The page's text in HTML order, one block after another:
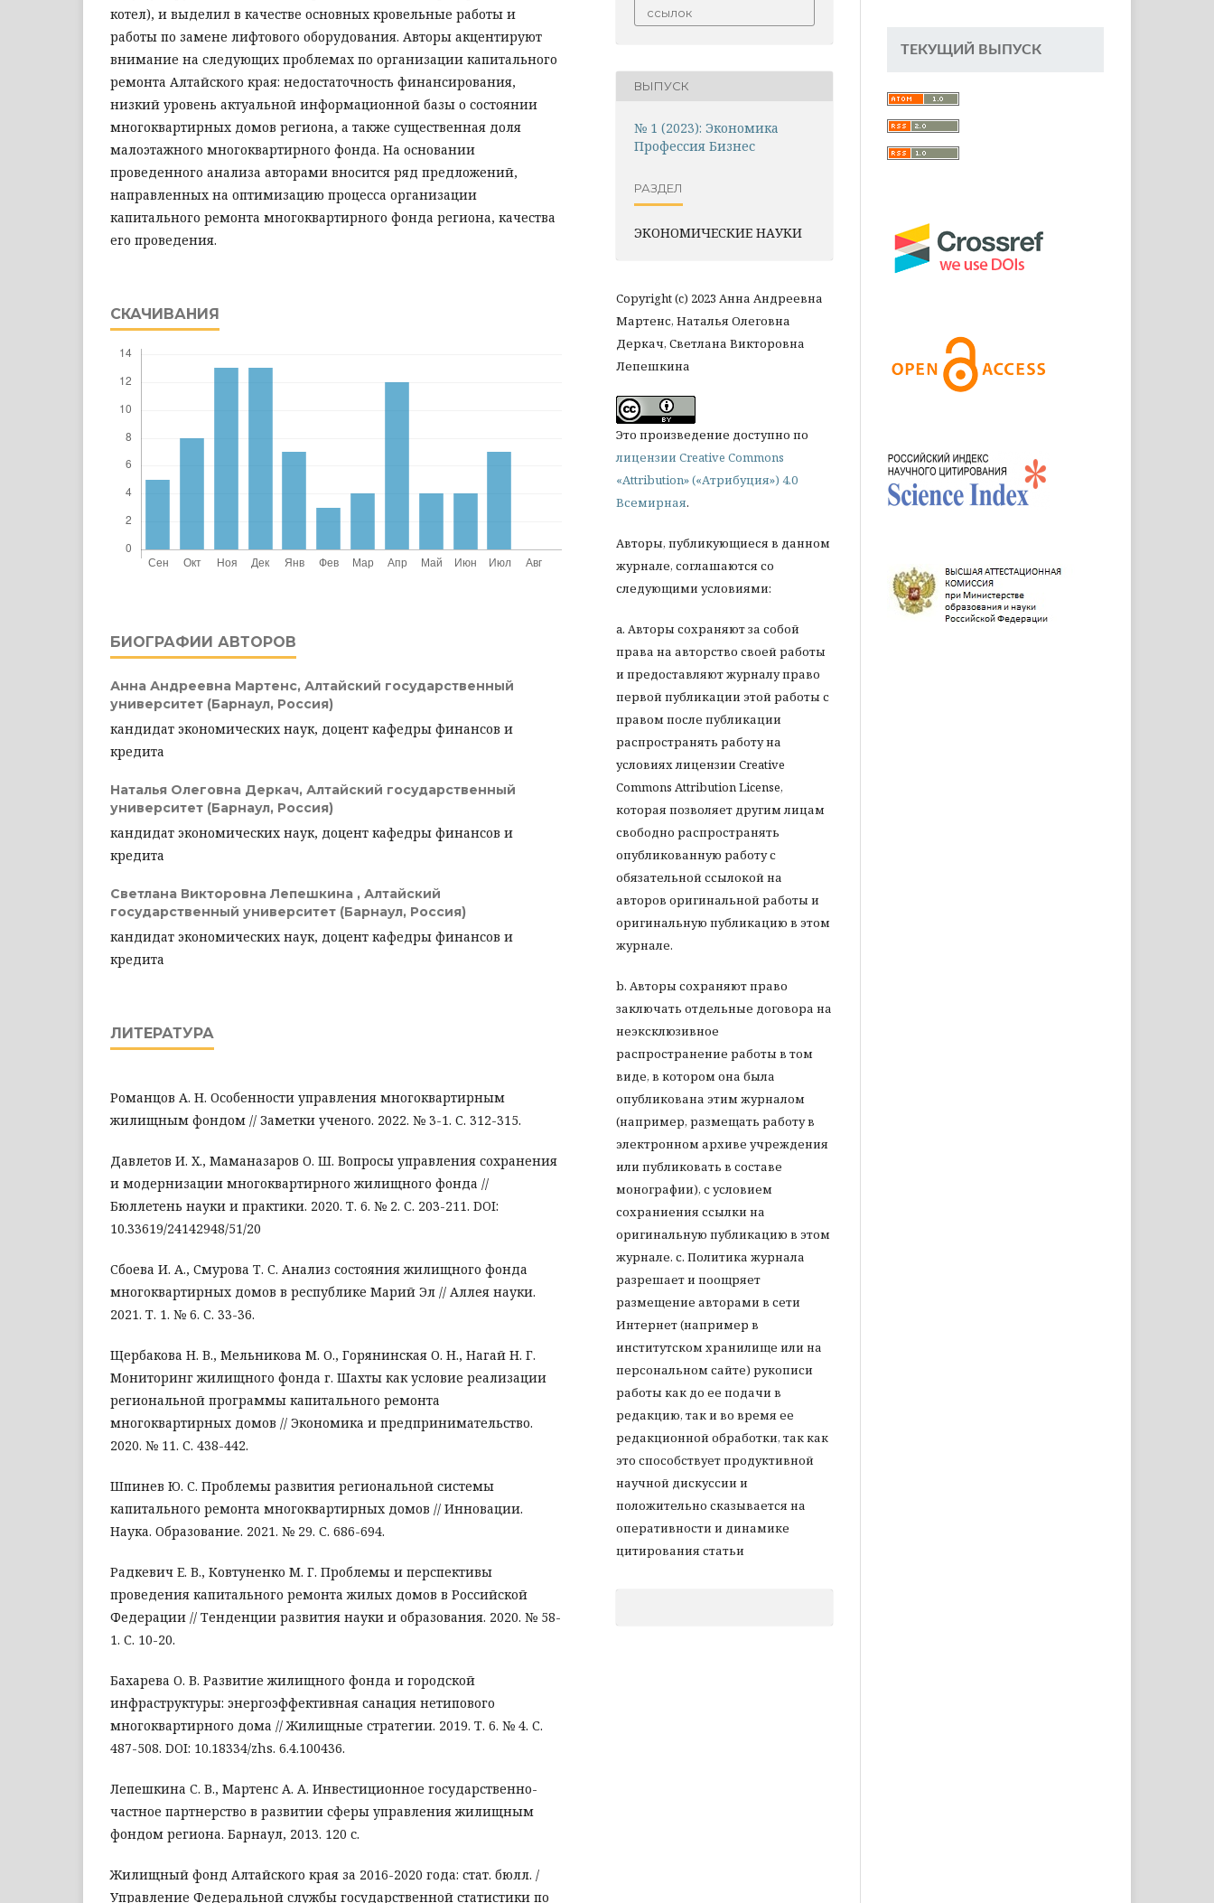
котел), и выделил в качестве основных кровельные работы и
работы по замене лифтового оборудования. Авторы акцентируют
внимание на следующих проблемах по организации капитального
ремонта Алтайского края: недостаточность финансирования,
низкий уровень актуальной информационной базы о состоянии
многоквартирных домов региона, а также существенная доля
малоэтажного многоквартирного фонда. На основании
проведенного анализа авторами вносится ряд предложений,
направленных на оптимизацию процесса организации
капитального ремонта многоквартирного фонда региона, качества
его проведения.
СКАЧИВАНИЯ
БИОГРАФИИ АВТОРОВ
Анна Андреевна Мартенс, Алтайский государственный
университет (Барнаул, Россия)
кандидат экономических наук, доцент кафедры финансов и
кредита
Наталья Олеговна Деркач, Алтайский государственный
университет (Барнаул, Россия)
кандидат экономических наук, доцент кафедры финансов и
кредита
Светлана Викторовна Лепешкина , Алтайский
государственный университет (Барнаул, Россия)
кандидат экономических наук, доцент кафедры финансов и
кредита
ЛИТЕРАТУРА
Романцов А. Н. Особенности управления многоквартирным
жилищным фондом // Заметки ученого. 2022. № 3-1. С. 312-315.
Давлетов И. Х., Маманазаров О. Ш. Вопросы управления сохранения
и модернизации многоквартирного жилищного фонда //
Бюллетень науки и практики. 2020. Т. 6. № 2. С. 203-211. DOI:
10.33619/24142948/51/20
Сбоева И. А., Смурова Т. С. Анализ состояния жилищного фонда
многоквартирных домов в республике Марий Эл // Аллея науки.
2021. Т. 1. № 6. С. 33-36.
Щербакова Н. В., Мельникова М. О., Горянинская О. Н., Нагай Н. Г.
Мониторинг жилищного фонда г. Шахты как условие реализации
региональной программы капитального ремонта
многоквартирных домов // Экономика и предпринимательство.
2020. № 11. С. 438-442.
Шпинев Ю. С. Проблемы развития региональной системы
капитального ремонта многоквартирных домов // Инновации.
Наука. Образование. 2021. № 29. С. 686-694.
Радкевич Е. В., Ковтуненко М. Г. Проблемы и перспективы
проведения капитального ремонта жилых домов в Российской
Федерации // Тенденции развития науки и образования. 2020. № 58-
1. С. 10-20.
Бахарева О. В. Развитие жилищного фонда и городской
инфраструктуры: энергоэффективная санация нетипового
многоквартирного дома // Жилищные стратегии. 2019. Т. 6. № 4. С.
487-508. DOI: 10.18334/zhs. 6.4.100436.
Лепешкина С. В., Мартенс А. А. Инвестиционное государственно-
частное партнерство в развитии сферы управления жилищным
фондом региона. Барнаул, 2013. 120 с.
Жилищный фонд Алтайского края за 2016-2020 года: стат. бюлл. /
Управление Федеральной службы государственной статистики по
ссылок
ВЫПУСК
№ 1 (2023): Экономика
Профессия Бизнес
РАЗДЕЛ
ЭКОНОМИЧЕСКИЕ НАУКИ
Copyright (c) 2023 Анна Андреевна
Мартенс, Наталья Олеговна
Деркач, Светлана Викторовна
Лепешкина
Это произведение доступно по
лицензии Creative Commons
«Attribution» («Атрибуция») 4.0
Всемирная.
Авторы, публикующиеся в данном
журнале, соглашаются со
следующими условиями:
a. Авторы сохраняют за собой
права на авторство своей работы
и предоставляют журналу право
первой публикации этой работы с
правом после публикации
распространять работу на
условиях лицензии Creative
Commons Attribution License,
которая позволяет другим лицам
свободно распространять
опубликованную работу с
обязательной ссылокой на
авторов оригинальной работы и
оригинальную публикацию в этом
журнале.
b. Авторы сохраняют право
заключать отдельные договора на
неэксклюзивное
распространение работы в том
виде, в котором она была
опубликована этим журналом
(например, размещать работу в
электронном архиве учреждения
или публиковать в составе
монографии), с условием
сохраниения ссылки на
оригинальную публикацию в этом
журнале. с. Политика журнала
разрешает и поощряет
размещение авторами в сети
Интернет (например в
институтском хранилище или на
персональном сайте) рукописи
работы как до ее подачи в
редакцию, так и во время ее
редакционной обработки, так как
это способствует продуктивной
научной дискуссии и
положительно сказывается на
оперативности и динамике
цитирования статьи
ТЕКУЩИЙ ВЫПУСК